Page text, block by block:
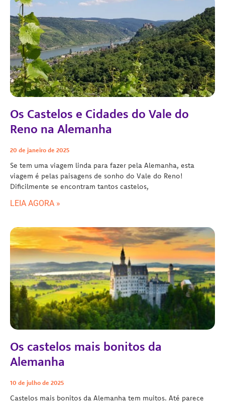
Os Castelos e Cidades do Vale do
Reno na Alemanha
20 de janeiro de 2025
Se tem uma viagem linda para fazer pela Alemanha, esta
viagem é pelas paisagens de sonho do Vale do Reno!
Dificilmente se encontram tantos castelos,
LEIA AGORA »
Os castelos mais bonitos da
Alemanha
10 de julho de 2025
Castelos mais bonitos da Alemanha tem muitos. Até parece